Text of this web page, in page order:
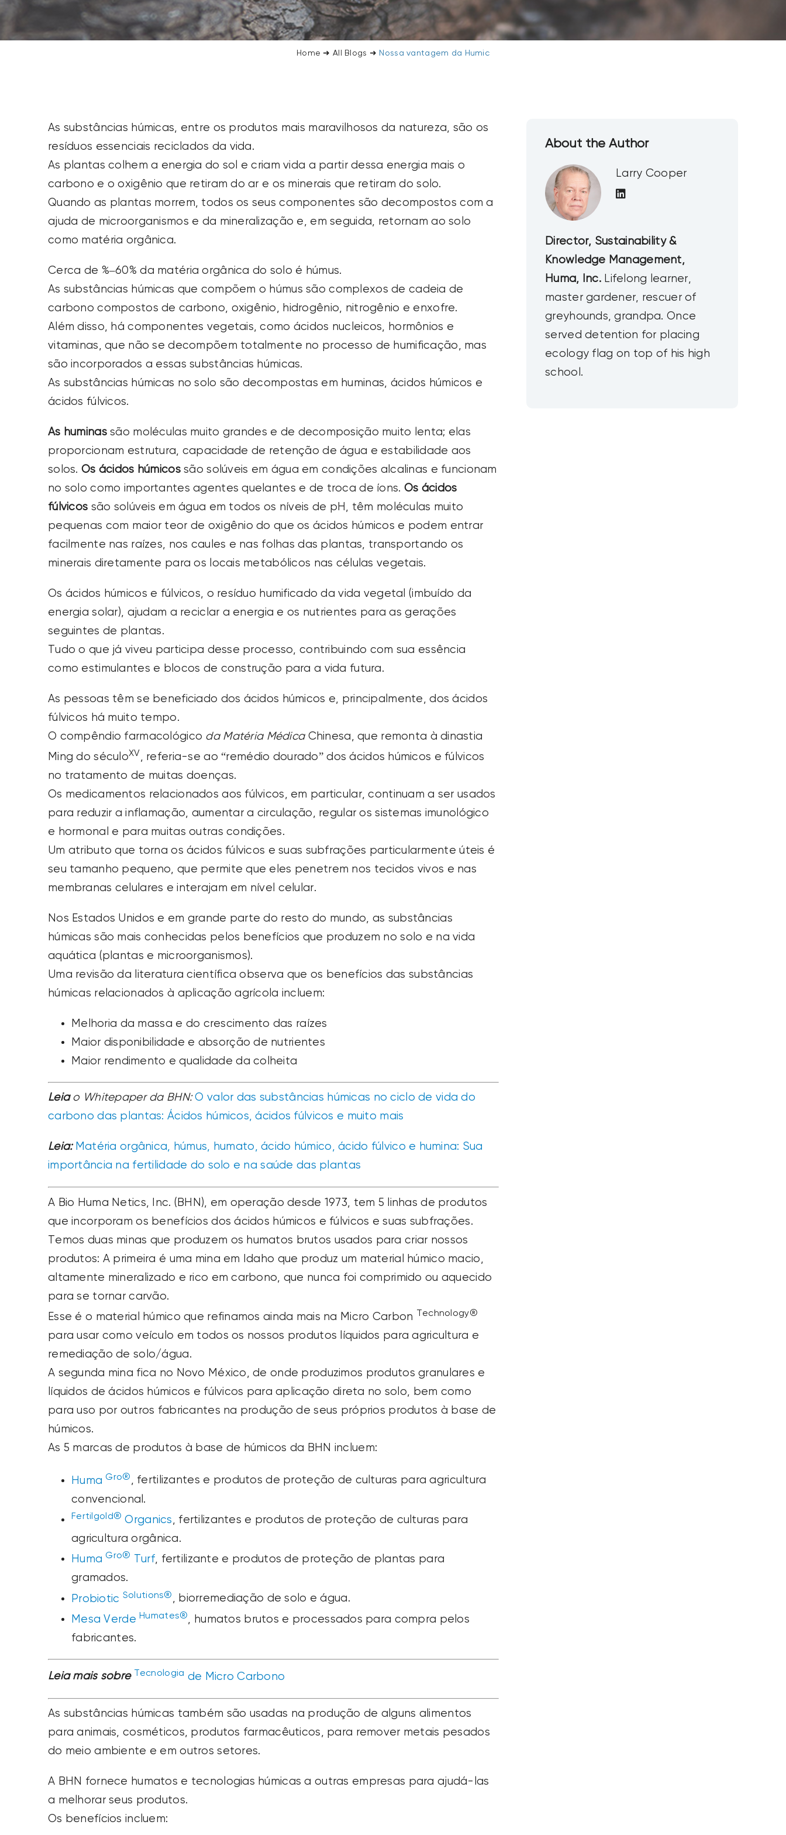
Home ➜ All Blogs ➜ Nossa vantagem da Humic
As substâncias húmicas, entre os produtos mais maravilhosos da natureza, são os
resíduos essenciais reciclados da vida.
As plantas colhem a energia do sol e criam vida a partir dessa energia mais o
carbono e o oxigênio que retiram do ar e os minerais que retiram do solo.
Quando as plantas morrem, todos os seus componentes são decompostos com a
ajuda de microorganismos e da mineralização e, em seguida, retornam ao solo
como matéria orgânica.
Cerca de %–60% da matéria orgânica do solo é húmus.
As substâncias húmicas que compõem o húmus são complexos de cadeia de
carbono compostos de carbono, oxigênio, hidrogênio, nitrogênio e enxofre.
Além disso, há componentes vegetais, como ácidos nucleicos, hormônios e
vitaminas, que não se decompõem totalmente no processo de humificação, mas
são incorporados a essas substâncias húmicas.
As substâncias húmicas no solo são decompostas em huminas, ácidos húmicos e
ácidos fúlvicos.
As huminassão moléculas muito grandes e de decomposição muito lenta; elas
proporcionam estrutura, capacidade de retenção de água e estabilidade aos
solos. Os ácidos húmicossão solúveis em água em condições alcalinas e funcionam
no solo como importantes agentes quelantes e de troca de íons. Os ácidos
fúlvicos são solúveis em água em todos os níveis de pH, têm moléculas muito
pequenas com maior teor de oxigênio do que os ácidos húmicos e podem entrar
facilmente nas raízes, nos caules e nas folhas das plantas, transportando os
minerais diretamente para os locais metabólicos nas células vegetais.
Os ácidos húmicos e fúlvicos, o resíduo humificado da vida vegetal (imbuído da
energia solar), ajudam a reciclar a energia e os nutrientes para as gerações
seguintes de plantas.
Tudo o que já viveu participa desse processo, contribuindo com sua essência
como estimulantes e blocos de construção para a vida futura.
As pessoas têm se beneficiado dos ácidos húmicos e, principalmente, dos ácidos
fúlvicos há muito tempo.
O compêndio farmacológico da Matéria MédicaChinesa, que remonta à dinastia
Ming do séculoXV, referia-se ao “remédio dourado” dos ácidos húmicos e fúlvicos
no tratamento de muitas doenças.
Os medicamentos relacionados aos fúlvicos, em particular, continuam a ser usados
para reduzir a inflamação, aumentar a circulação, regular os sistemas imunológico
e hormonal e para muitas outras condições.
Um atributo que torna os ácidos fúlvicos e suas subfrações particularmente úteis é
seu tamanho pequeno, que permite que eles penetrem nos tecidos vivos e nas
membranas celulares e interajam em nível celular.
Nos Estados Unidos e em grande parte do resto do mundo, as substâncias
húmicas são mais conhecidas pelos benefícios que produzem no solo e na vida
aquática (plantas e microorganismos).
Uma revisão da literatura científica observa que os benefícios das substâncias
húmicas relacionados à aplicação agrícola incluem:
Melhoria da massa e do crescimento das raízes
Maior disponibilidade e absorção de nutrientes
Maior rendimento e qualidade da colheita
Leiao Whitepaper da BHN: O valor das substâncias húmicas no ciclo de vida do
carbono das plantas: Ácidos húmicos, ácidos fúlvicos e muito mais
Leia: Matéria orgânica, húmus, humato, ácido húmico, ácido fúlvico e humina: Sua
importância na fertilidade do solo e na saúde das plantas
A Bio Huma Netics, Inc. (BHN), em operação desde 1973, tem 5 linhas de produtos
que incorporam os benefícios dos ácidos húmicos e fúlvicos e suas subfrações.
Temos duas minas que produzem os humatos brutos usados para criar nossos
produtos: A primeira é uma mina em Idaho que produz um material húmico macio,
altamente mineralizado e rico em carbono, que nunca foi comprimido ou aquecido
para se tornar carvão.
Esse é o material húmico que refinamos ainda mais na Micro Carbon
Technology®
para usar como veículo em todos os nossos produtos líquidos para agricultura e
remediação de solo/água.
A segunda mina fica no Novo México, de onde produzimos produtos granulares e
líquidos de ácidos húmicos e fúlvicos para aplicação direta no solo, bem como
para uso por outros fabricantes na produção de seus próprios produtos à base de
húmicos.
As 5 marcas de produtos à base de húmicos da BHN incluem:
Huma Gro®, fertilizantes e produtos de proteção de culturas para agricultura
convencional.
Fertilgold® Organics, fertilizantes e produtos de proteção de culturas para
agricultura orgânica.
Huma Gro® Turf, fertilizante e produtos de proteção de plantas para
gramados.
Probiotic Solutions®, biorremediação de solo e água.
Mesa VerdeHumates®, humatos brutos e processados para compra pelos
fabricantes.
Leia mais sobre Tecnologia de Micro Carbono
As substâncias húmicas também são usadas na produção de alguns alimentos
para animais, cosméticos, produtos farmacêuticos, para remover metais pesados
do meio ambiente e em outros setores.
A BHN fornece humatos e tecnologias húmicas a outras empresas para ajudá-las
a melhorar seus produtos.
Os benefícios incluem:
About the Author
Larry Cooper
Director, Sustainability &
Knowledge Management,
Huma, Inc.Lifelong learner,
master gardener, rescuer of
greyhounds, grandpa. Once
served detention for placing
ecology flag on top of his high
school.